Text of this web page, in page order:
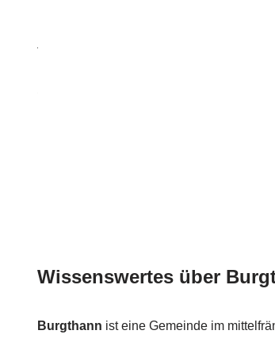
Wissenswertes über
Burgthann ist eine Gemeinde im